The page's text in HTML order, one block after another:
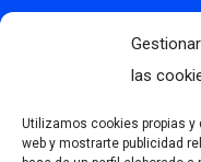
las
Utilizamos cookies propias
web y mostrarte publicidad
681 163 108